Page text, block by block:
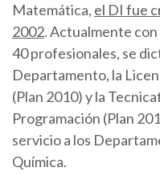
Matemática, el DI fue
2002. Actualmente
40 profesionales, se
Departamento, la
(Plan 2010) y la
Programación (Plan
servicio a los
Química.